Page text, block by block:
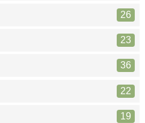
26
23
36
22
19